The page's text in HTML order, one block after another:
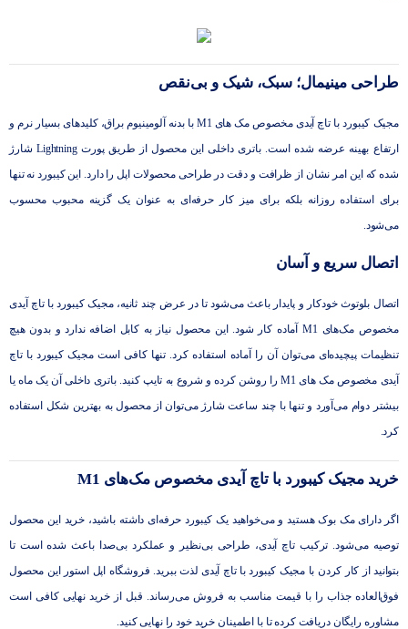
طراحی مینیمال؛ سبک، شیک و بی‌نقص
مجیک کیبورد با تاچ آیدی مخصوص مک‌ های M1 با بدنه آلومینیوم براق، کلیدهای بسیار نرم و
ارتفاع بهینه عرضه شده است. باتری داخلی این محصول از طریق پورت Lightning شارژ
شده که این امر نشان از ظرافت و دقت در طراحی محصولات اپل را دارد. این کیبورد نه تنها
برای استفاده روزانه بلکه برای میز کار حرفه‌ای به عنوان یک گزینه محبوب محسوب
می‌شود.
اتصال سریع و آسان
اتصال بلوتوث خودکار و پایدار باعث می‌شود تا در عرض چند ثانیه، مجیک کیبورد با تاچ آیدی
مخصوص مک‌‌های M1 آماده کار شود. این محصول نیاز به کابل اضافه ندارد و بدون هیچ
تنظیمات پیچیده‌ای می‌توان آن را آماده استفاده کرد. تنها کافی است مجیک کیبورد با تاچ
آیدی مخصوص مک‌ های M1 را روشن کرده و شروع به تایپ کنید. باتری داخلی آن یک ماه یا
بیشتر دوام می‌آورد و تنها با چند ساعت شارژ می‌توان از محصول به بهترین شکل استفاده
کرد.
خرید مجیک کیبورد با تاچ آیدی مخصوص مک‌‌های M1
اگر دارای مک بوک هستید و می‌خواهید یک کیبورد حرفه‌ای داشته باشید، خرید این محصول
توصیه می‌شود. ترکیب تاچ آیدی، طراحی بی‌نظیر و عملکرد بی‌صدا باعث شده است تا
بتوانید از کار کردن با مجیک کیبورد با تاچ آیدی لذت ببرید. فروشگاه اپل استور این محصول
فوق‌العاده جذاب را با قیمت مناسب به فروش می‌رساند. قبل از خرید نهایی کافی است
مشاوره رایگان دریافت کرده تا با اطمینان خرید خود را نهایی کنید.